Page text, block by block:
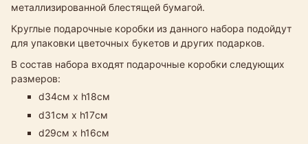
металлизированной блестящей бумагой.
Круглые подарочные коробки из данного набора подойдут
для упаковки цветочных букетов и других подарков.
В состав набора входят подарочные коробки следующих
размеров:
d34см х h18см
d31см х h17см
d29см х h16см